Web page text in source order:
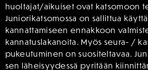
huoltajat/aikuiset ovat katsomoon
Juniorikatsomossa on sallittua
kannattamiseen ennakkoon
kannatuslakanoita. Myös seura- /
pukeutuminen on suositeltavaa.
sen läheisyydessä pyritään